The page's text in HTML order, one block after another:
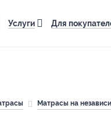
Услуги Для
Матрасы на